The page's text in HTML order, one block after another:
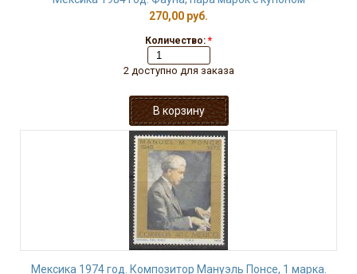
270,00 руб.
Количество: *
2 доступно для заказа
Мексика 1974 год. Композитор Мануэль Понсе, 1 марка.